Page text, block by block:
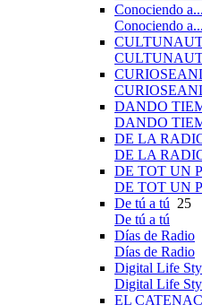
Conociendo a...
Conociendo a...
DANDO
DANDO
DE LA
DE LA
DE TOT UN
DE TOT UN
De tú a tú 25
De tú a tú
Días de Radio
Días de Radio
Digital Life
Digital Life
EL